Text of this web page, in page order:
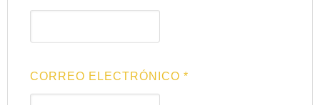
CORREO ELECTRÓNICO*